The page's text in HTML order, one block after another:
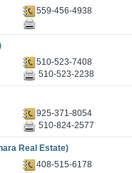
559-456-4938
510-523-7408
510-523-2238
925-371-8054
510-824-2577
Real Estate)
408-515-6178